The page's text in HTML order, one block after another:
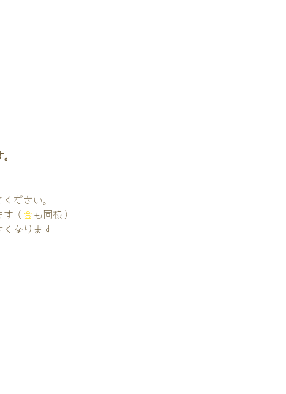
ださい。
（ 金も同様）
くなります